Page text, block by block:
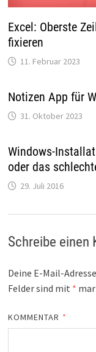
Excel: Oberste
fixieren
11. Februar 2023
Notizen App für
31. Oktober 2023
Windows-
oder das
29. Juli 2016
Schreibe einen
Deine E-Mail-
Felder sind mit *
KOMMENTAR *